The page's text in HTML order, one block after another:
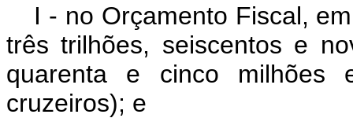
I - no Orçamento Fiscal,
três trilhões, seiscentos e
quarenta e cinco
cruzeiros); e